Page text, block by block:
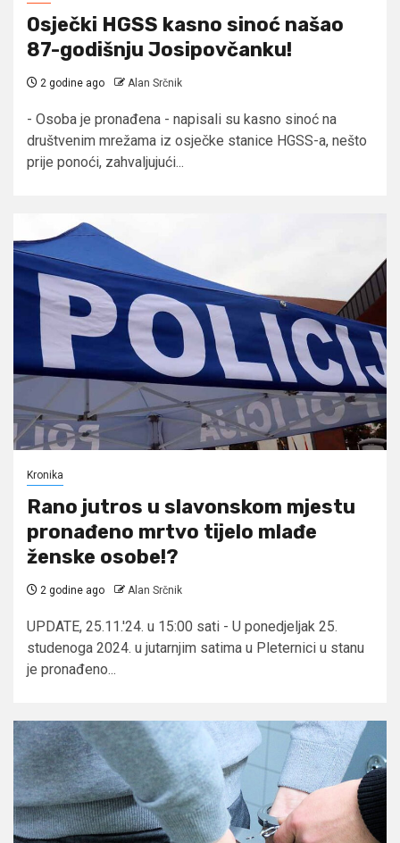
Osječki HGSS kasno sinoć našao
87-godišnju Josipovčanku!
2 godine ago Alan Srčnik
- Osoba je pronađena - napisali su kasno sinoć na
društvenim mrežama iz osječke stanice HGSS-a, nešto
prije ponoći, zahvaljujući...
Kronika
Rano jutros u slavonskom mjestu
pronađeno mrtvo tijelo mlađe
ženske osobe!?
2 godine ago Alan Srčnik
UPDATE, 25.11.'24. u 15:00 sati - U ponedjeljak 25.
studenoga 2024. u jutarnjim satima u Pleternici u stanu
je pronađeno...